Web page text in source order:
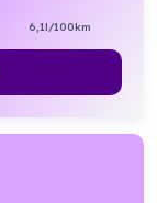
6,1l/100km